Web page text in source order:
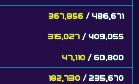
367,856 / 486,671
315,027 / 409,055
47,110 / 60,800
182,730 / 235,670